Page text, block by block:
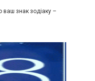
знак зодіаку –